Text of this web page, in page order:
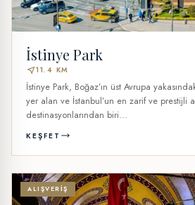
İstinye Park
near_me11.4 KM
İstinye Park, Boğaz’ın üst Avrupa
yer alan ve İstanbul’un en zarif ve prestijli
destinasyonlarından biri...
KEŞFET
ALIŞVERIŞ